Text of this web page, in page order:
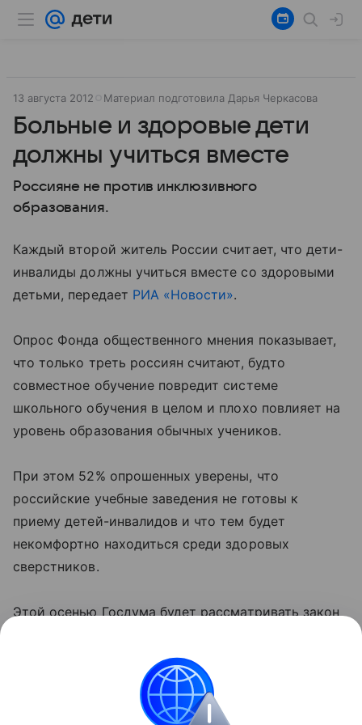
13 августа 2012 Материал подготовила Дарья Черкасова
Больные и здоровые дети
должны учиться вместе
Россияне не против инклюзивного
образования.
Каждый второй житель России считает, что дети-
инвалиды должны учиться вместе со здоровыми
детьми, передает РИА «Новости».
Опрос Фонда общественного мнения показывает,
что только треть россиян считают, будто
совместное обучение повредит системе
школьного обучения в целом и плохо повлияет на
уровень образования обычных учеников.
При этом 52% опрошенных уверены, что
российские учебные заведения не готовы к
приему детей-инвалидов и что тем будет
некомфортно находиться среди здоровых
сверстников.
Этой осенью Госдума будет рассматривать закон
совместное обучение больных и здоровых детей,
которое практикуется в западных странах уже не
одно десятилетие, начнет развиваться и в России.